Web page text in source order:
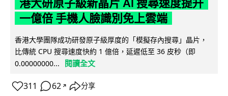
港大研原子級新晶片 AI 搜尋速度提升
一億倍 手機人臉識別免上雲端
香港大學團隊成功研發原子級厚度的「模擬存內搜尋」晶片，
比傳統 CPU 搜尋速度快約 1 億倍，延遲低至 36 皮秒（即
0.00000000...
閱讀全文
311 62 ↗ 分享